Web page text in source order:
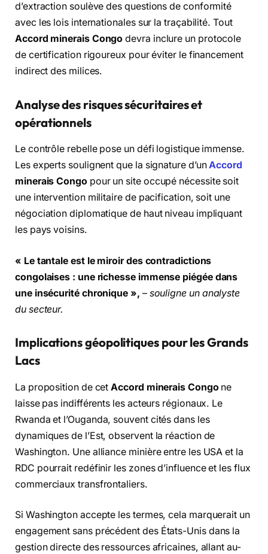
d’extraction soulève des questions de conformité
avec les lois internationales sur la traçabilité. Tout
Accord minerais Congo devra inclure un protocole
de certification rigoureux pour éviter le financement
indirect des milices.
Analyse des risques sécuritaires et
opérationnels
Le contrôle rebelle pose un défi logistique immense.
Les experts soulignent que la signature d’unAccord
minerais Congopour un site occupé nécessite soit
une intervention militaire de pacification, soit une
négociation diplomatique de haut niveau impliquant
les pays voisins.
« Le tantale est le miroir des contradictions
congolaises : une richesse immense piégée dans
une insécurité chronique », – souligne un analyste
du secteur.
Implications géopolitiques pour les Grands
Lacs
La proposition de cetAccord minerais Congone
laisse pas indifférents les acteurs régionaux. Le
Rwanda et l’Ouganda, souvent cités dans les
dynamiques de l’Est, observent la réaction de
Washington. Une alliance minière entre les USA et la
RDC pourrait redéfinir les zones d’influence et les flux
commerciaux transfrontaliers.
Si Washington accepte les termes, cela marquerait un
engagement sans précédent des États-Unis dans la
gestion directe des ressources africaines, allant au-